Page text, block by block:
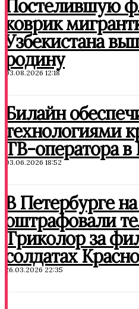
Постелившую
коврик
Узбекистана
родину
03.08.2026 12:18
Билайн
технологиями
ТВ-оператора в
03.06.2026 18:52
В Петербурге
оштрафовали
Триколор за
солдатах
26.03.2026 22:35